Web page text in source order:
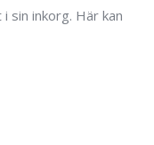
sin inkorg. Här kan